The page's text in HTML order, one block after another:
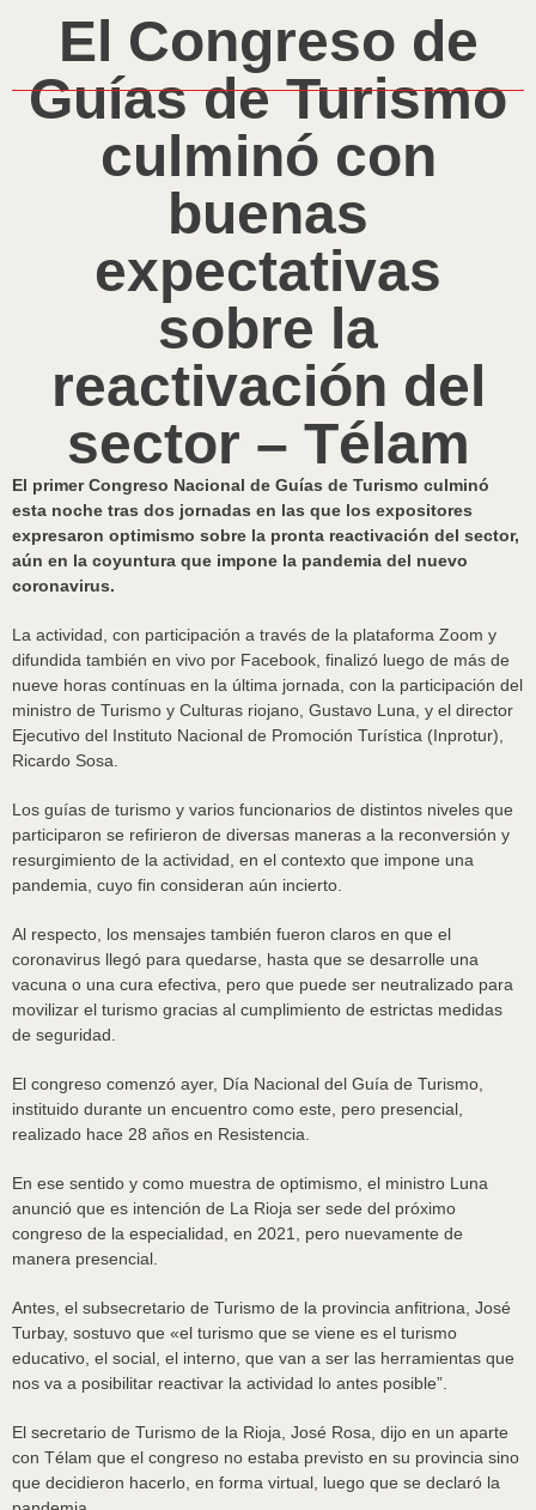
El Congreso de
Guías de Turismo
culminó con
buenas
expectativas
sobre la
reactivación del
sector – Télam
El primer Congreso Nacional de Guías de Turismo culminó
esta noche tras dos jornadas en las que los expositores
expresaron optimismo sobre la pronta reactivación del sector,
aún en la coyuntura que impone la pandemia del nuevo
coronavirus.
La actividad, con participación a través de la plataforma Zoom y
difundida también en vivo por Facebook, finalizó luego de más de
nueve horas contínuas en la última jornada, con la participación del
ministro de Turismo y Culturas riojano, Gustavo Luna, y el director
Ejecutivo del Instituto Nacional de Promoción Turística (Inprotur),
Ricardo Sosa.
Los guías de turismo y varios funcionarios de distintos niveles que
participaron se refirieron de diversas maneras a la reconversión y
resurgimiento de la actividad, en el contexto que impone una
pandemia, cuyo fin consideran aún incierto.
Al respecto, los mensajes también fueron claros en que el
coronavirus llegó para quedarse, hasta que se desarrolle una
vacuna o una cura efectiva, pero que puede ser neutralizado para
movilizar el turismo gracias al cumplimiento de estrictas medidas
de seguridad.
El congreso comenzó ayer, Día Nacional del Guía de Turismo,
instituido durante un encuentro como este, pero presencial,
realizado hace 28 años en Resistencia.
En ese sentido y como muestra de optimismo, el ministro Luna
anunció que es intención de La Rioja ser sede del próximo
congreso de la especialidad, en 2021, pero nuevamente de
manera presencial.
Antes, el subsecretario de Turismo de la provincia anfitriona, José
Turbay, sostuvo que «el turismo que se viene es el turismo
educativo, el social, el interno, que van a ser las herramientas que
nos va a posibilitar reactivar la actividad lo antes posible”.
El secretario de Turismo de la Rioja, José Rosa, dijo en un aparte
con Télam que el congreso no estaba previsto en su provincia sino
que decidieron hacerlo, en forma virtual, luego que se declaró la